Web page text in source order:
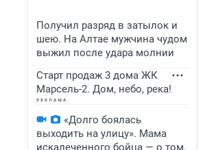
Получил разряд в затылок и
шею. На Алтае мужчина чудом
выжил после удара молнии
Старт продаж 3 дома ЖК
Марсель-2. Дом, небо, река!
«Долго боялась
выходить на улицу». Мама
искалеченного бойца — о том,